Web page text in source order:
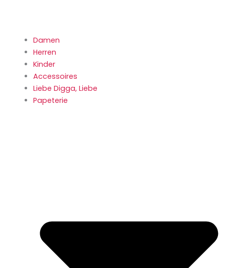
Damen
Herren
Kinder
Accessoires
Liebe Digga, Liebe
Papeterie